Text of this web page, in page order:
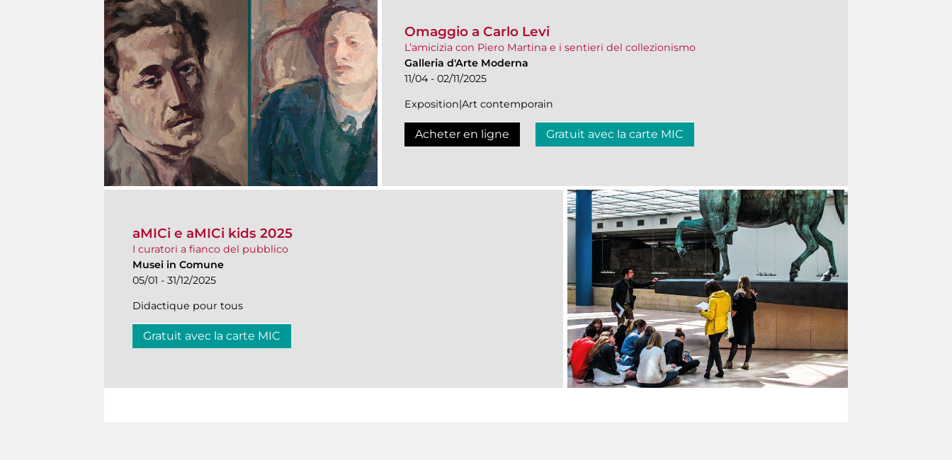
Omaggio a Carlo Levi
L’amicizia con Piero Martina e i sentieri del collezionismo
Galleria d'Arte Moderna
11/04 - 02/11/2025
Exposition|Art contemporain
Acheter en ligne Gratuit avec la carte MIC
aMICi e aMICi kids 2025
I curatori a fianco del pubblico
Musei in Comune
05/01 - 31/12/2025
Didactique pour tous
Gratuit avec la carte MIC